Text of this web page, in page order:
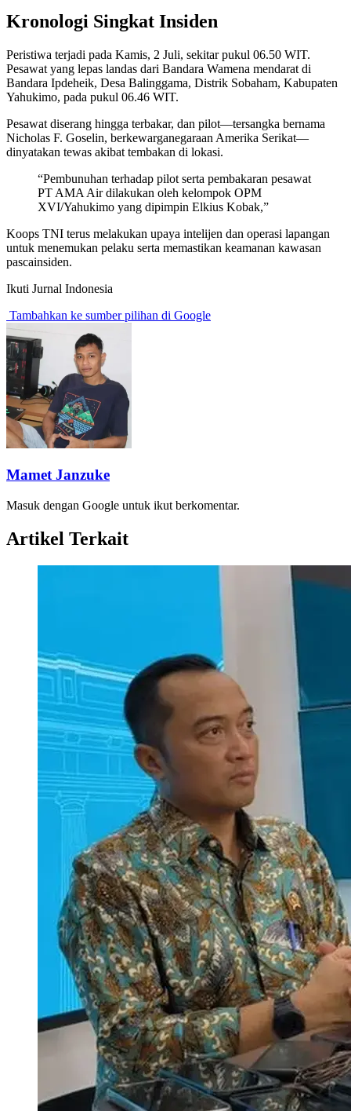
Kronologi Singkat Insiden
Peristiwa terjadi pada Kamis, 2 Juli, sekitar pukul 06.50 WIT.
Pesawat yang lepas landas dari Bandara Wamena mendarat di
Bandara Ipdeheik, Desa Balinggama, Distrik Sobaham, Kabupaten
Yahukimo, pada pukul 06.46 WIT.
Pesawat diserang hingga terbakar, dan pilot—tersangka bernama
Nicholas F. Goselin, berkewarganegaraan Amerika Serikat—
dinyatakan tewas akibat tembakan di lokasi.
“Pembunuhan terhadap pilot serta pembakaran pesawat
PT AMA Air dilakukan oleh kelompok OPM
XVI/Yahukimo yang dipimpin Elkius Kobak,”
Koops TNI terus melakukan upaya intelijen dan operasi lapangan
untuk menemukan pelaku serta memastikan keamanan kawasan
pascainsiden.
Ikuti Jurnal Indonesia
Tambahkan ke sumber pilihan di Google
Mamet Janzuke
Masuk dengan Google untuk ikut berkomentar.
Artikel Terkait